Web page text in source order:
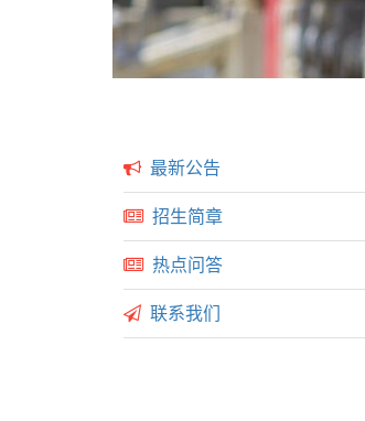
最新公告
招生简章
热点问答
联系我们